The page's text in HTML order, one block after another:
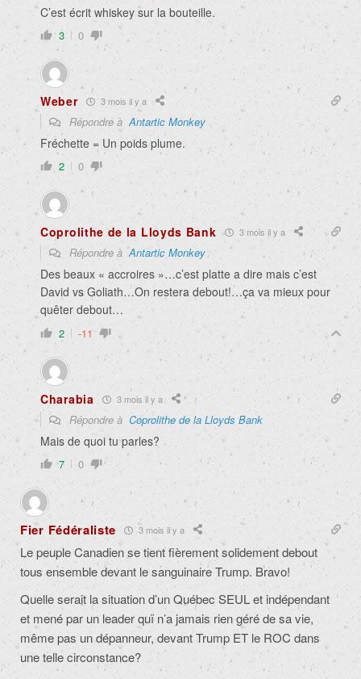
C’est écrit whiskey sur la bouteille.
3 0
Weber 3 mois il y a
Répondre àAntartic Monkey
Fréchette = Un poids plume.
2 0
Coprolithe de la Lloyds Bank 3 mois il y a
Répondre àAntartic Monkey
Des beaux « accroires »…c’est platte a dire mais c’est
David vs Goliath…On restera debout!…ça va mieux pour
quêter debout…
2 -11
Charabia 3 mois il y a
Répondre à Coprolithe de la Lloyds Bank
Mais de quoi tu parles?
7 0
Fier Fédéraliste 3 mois il y a
Le peuple Canadien se tient fièrement solidement debout
tous ensemble devant le sanguinaire Trump. Bravo!
Quelle serait la situation d’un Québec SEUL et indépendant
et mené par un leader quï n’a jamais rien géré de sa vie,
même pas un dépanneur, devant Trump ET le ROC dans
une telle circonstance?